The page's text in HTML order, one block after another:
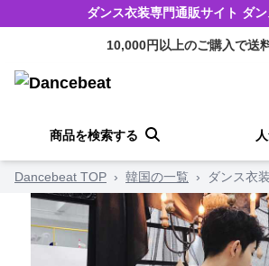
ダンス衣装専門通販サイト ダ
10,000円以上のご購入で送
商品を検索する
Dancebeat TOP › 韓国の一覧 › ダンス衣